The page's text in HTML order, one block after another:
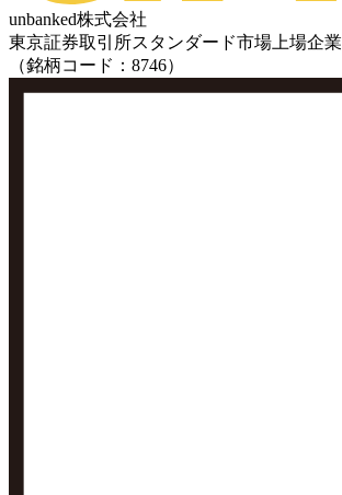
unbanked株式会社
東京証券取引所スタンダード市場上場企業
（銘柄コード：8746）